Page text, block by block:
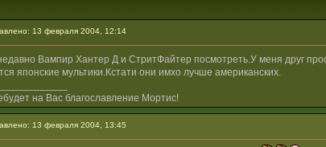
13 февраля 2004, 12:14
Вампир Хантер Д и СтритФайтер посмотреть.У меня друг
японские мультики.Кстати они имхо лучше американских.
на Вас благославление Мортис!
13 февраля 2004, 13:45